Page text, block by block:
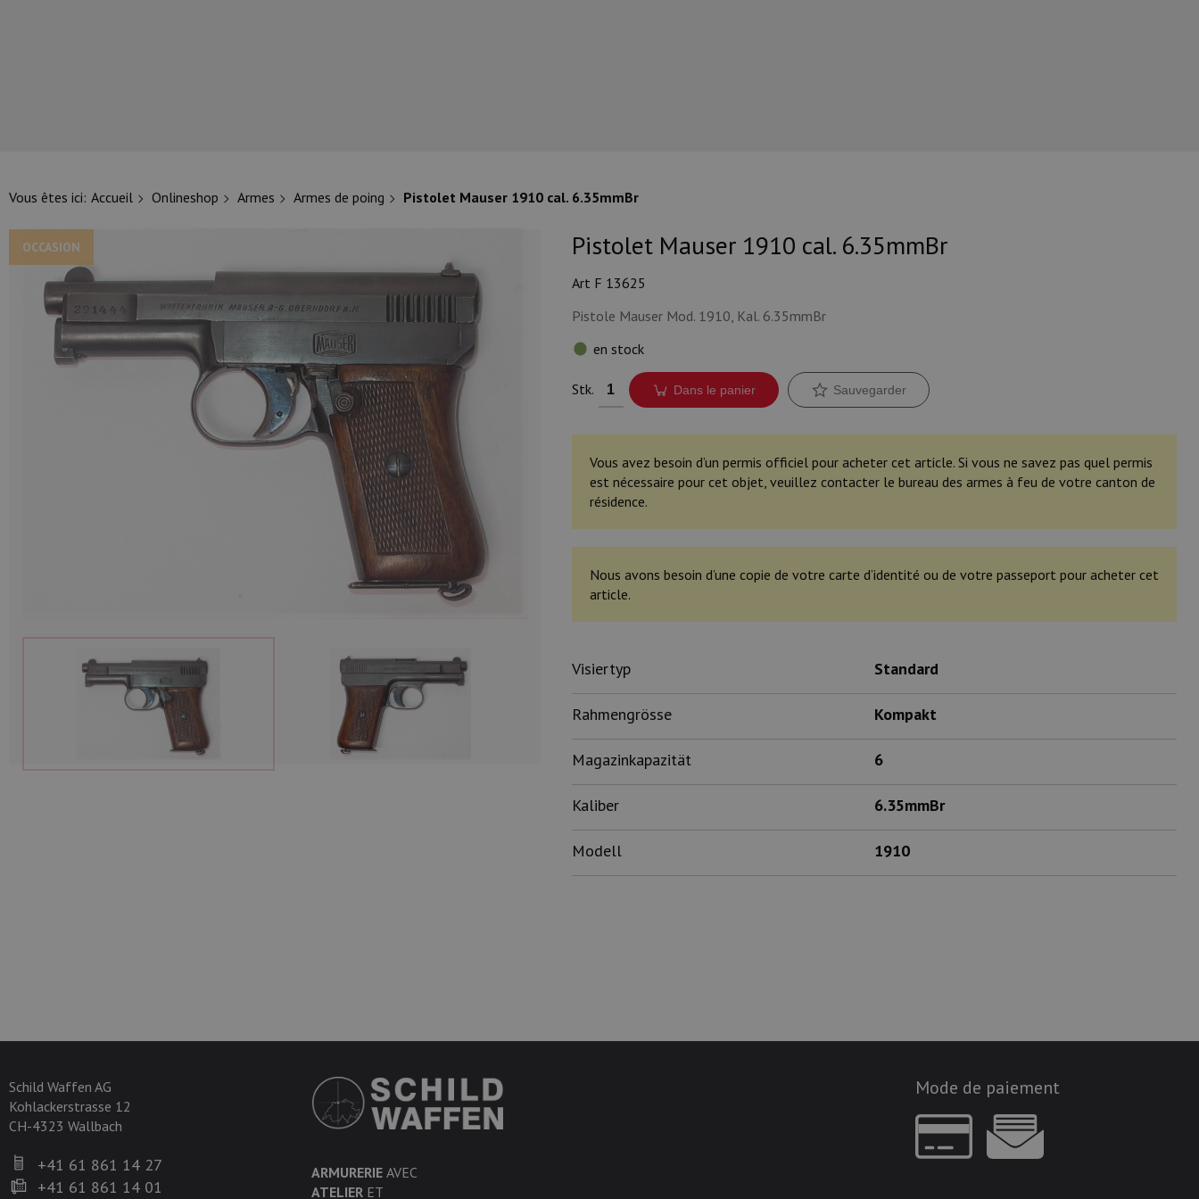
Vous êtes ici: Accueil Onlineshop Armes Armes de poing Pistolet Mauser 1910 cal. 6.35mmBr
OCCASION Pistolet Mauser 1910 cal. 6.35mmBr
Art F 13625
Pistole Mauser Mod. 1910, Kal. 6.35mmBr
en stock
Stk. Dans le panier Sauvegarder
Vous avez besoin d’un permis officiel pour acheter cet article. Si vous ne savez pas quel permis
est nécessaire pour cet objet, veuillez contacter le bureau des armes à feu de votre canton de
résidence.
Nous avons besoin d’une copie de votre carte d’identité ou de votre passeport pour acheter cet
article.
Visiertyp Standard
Rahmengrösse Kompakt
Magazinkapazität 6
Kaliber 6.35mmBr
Modell 1910
Schild Waffen AG
Kohlackerstrasse 12
CH-4323 Wallbach
+41 61 861 14 27
+41 61 861 14 01
ARMURERIE AVEC
ATELIER ET
Mode de paiement